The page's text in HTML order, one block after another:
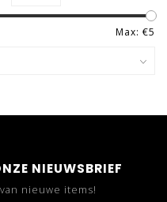
Max: €5
NIEUWSBRIEF
nieuwe items!